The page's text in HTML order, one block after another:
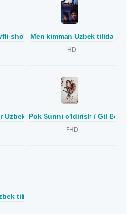
sho'ng'in Uzbek Tilida
Men kimman Uzbek tilida
HD
Uzbek tilidaPok Sunni o'ldirish / Gil
FHD
tilida